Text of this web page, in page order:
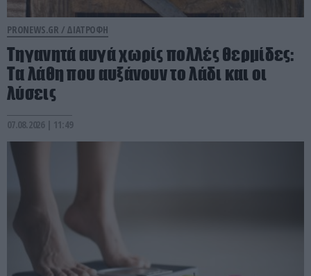
PRONEWS.GR / ΔΙΑΤΡΟΦΗ
Τηγανητά αυγά χωρίς πολλές θερμίδες:
Τα λάθη που αυξάνουν το λάδι και οι
λύσεις
07.08.2026 | 11:49